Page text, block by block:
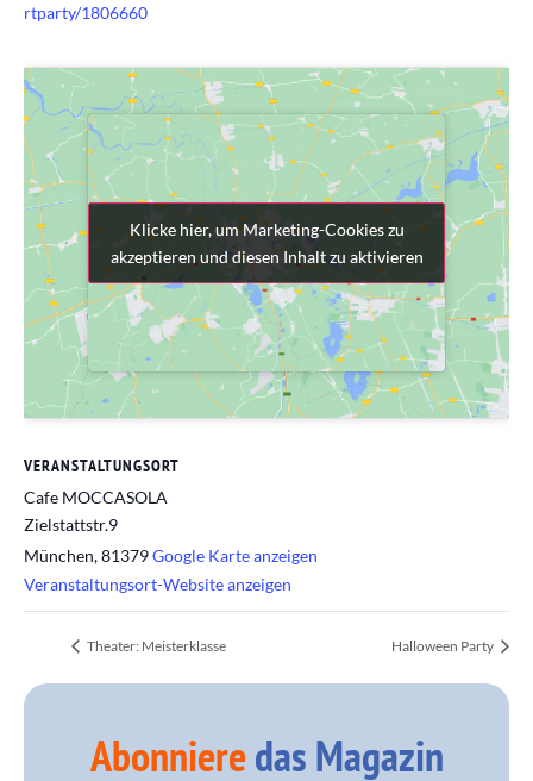
rtparty/1806660
VERANSTALTUNGSORT
Cafe MOCCASOLA
Zielstattstr.9
München,81379Google Karte anzeigen
Veranstaltungsort-Website anzeigen
Klicke hier, um Marketing-Cookies zu
akzeptieren und diesen Inhalt zu aktivieren
Klicke hier, um Marketing-Cookies zu
akzeptieren und diesen Inhalt zu aktivieren
Theater: Meisterklasse Halloween Party
Abonnieredas Magazin